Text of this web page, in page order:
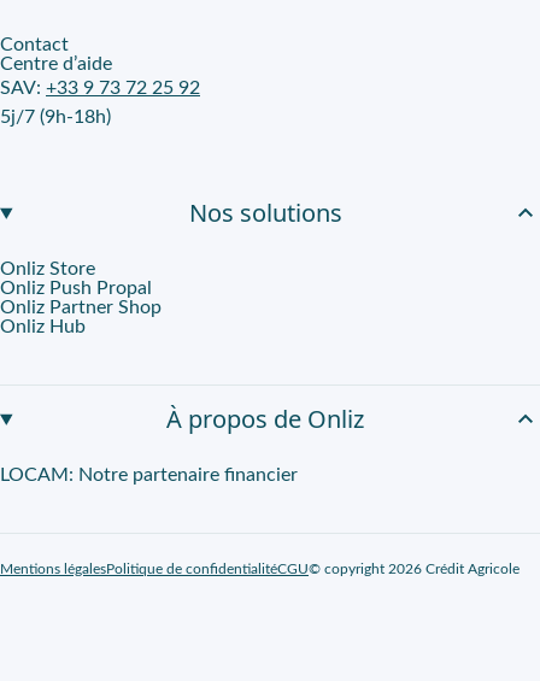
Contact
Centre d’aide
SAV: +33 9 73 72 25 92
5j/7 (9h-18h)
Nos solutions
Onliz Store
Onliz Push Propal
Onliz Partner Shop
Onliz Hub
À propos de Onliz
LOCAM: Notre partenaire financier
Mentions légalesPolitique de confidentialitéCGU© copyright 2026 Crédit Agricole